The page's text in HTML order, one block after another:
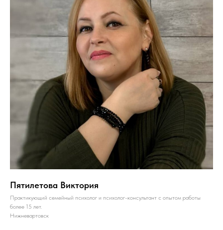
Пятилетова Виктория
Практикующий семейный психолог и психолог-консультант с опытом работы
более 15 лет.
Нижневартовск